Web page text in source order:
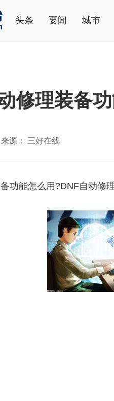
头条 要闻 城市
修理装备
源： 三好在线
功能怎么用?DNF自动修